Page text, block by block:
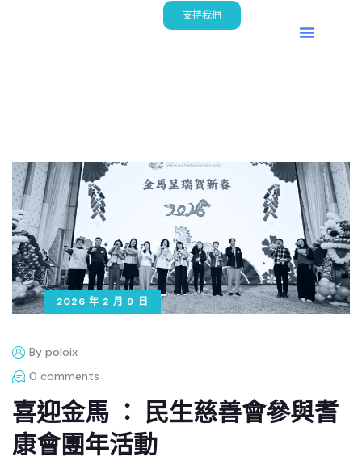
支持我們
2026 年 2 月 9 日
By poloix
0 comments
喜迎金馬 ： 民生慈善會參與耆
康會團年活動